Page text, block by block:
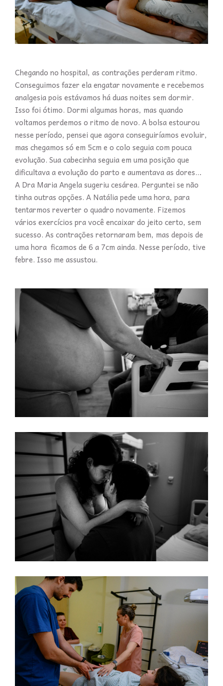
Chegando no hospital, as contrações perderam ritmo.
Conseguimos fazer ela engatar novamente e recebemos
analgesia pois estávamos há duas noites sem dormir.
Isso foi ótimo. Dormi algumas horas, mas quando
voltamos perdemos o ritmo de novo. A bolsa estourou
nesse período, pensei que agora conseguiríamos evoluir,
mas chegamos só em 5cm e o colo seguia com pouca
evolução. Sua cabecinha seguia em uma posição que
dificultava a evolução do parto e aumentava as dores…
A Dra Maria Angela sugeriu cesárea. Perguntei se não
tinha outras opções. A Natália pede uma hora, para
tentarmos reverter o quadro novamente. Fizemos
vários exercícios pra você encaixar do jeito certo, sem
sucesso. As contrações retornaram bem, mas depois de
uma hora ficamos de 6 a 7cm ainda. Nesse período, tive
febre. Isso me assustou.